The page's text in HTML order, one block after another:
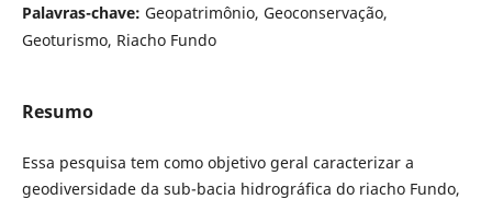
Palavras-chave: Geopatrimônio, Geoconservação,
Geoturismo, Riacho Fundo
Resumo
Essa pesquisa tem como objetivo geral caracterizar a
geodiversidade da sub-bacia hidrográfica do riacho Fundo,